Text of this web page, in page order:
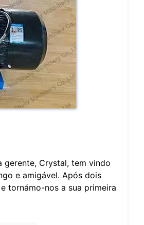
gerente, Crystal, tem vindo
e amigável. Após dois
tornámo-nos a sua primeira